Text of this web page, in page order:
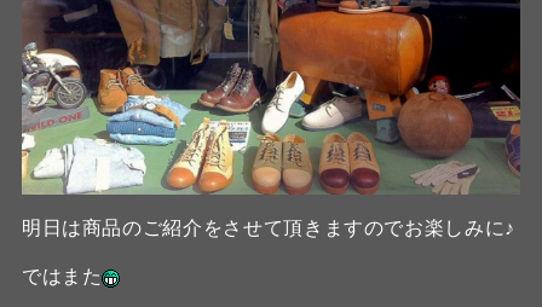
明日は商品のご紹介をさせて頂きますのでお楽しみに♪
ではまた